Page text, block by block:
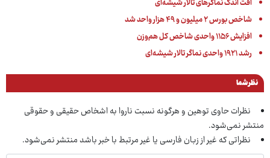
افت اندک نماگرهای تالار شیشه‌ای
شاخص بورس ۲ میلیون و ۴۹ هزار واحد شد
افزایش ۱۱۵۶ واحدی شاخص کل هم‌وزن
رشد ۱۹۲۱ واحدی نماگر تالار شیشه‌ای
نظر شما
نظرات حاوی توهین و هرگونه نسبت ناروا به اشخاص حقیقی و حقوقی
منتشر نمی‌شود.
نظراتی که غیر از زبان فارسی یا غیر مرتبط با خبر باشد منتشر نمی‌شود.